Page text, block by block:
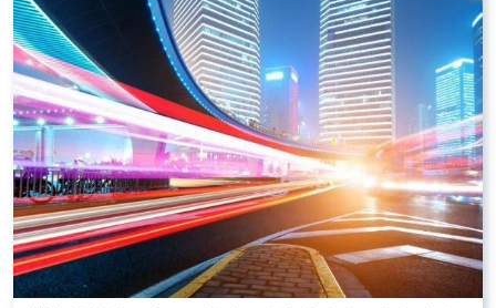
认证体现价值的时候，那么键锋小编就来细说下企业
做ISO9001认证的根本原因。